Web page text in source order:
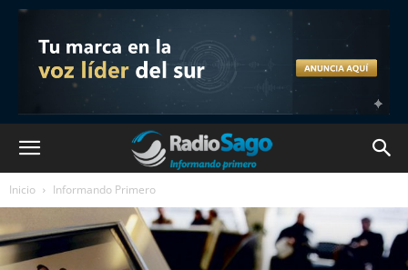
Inicio Informando Primero